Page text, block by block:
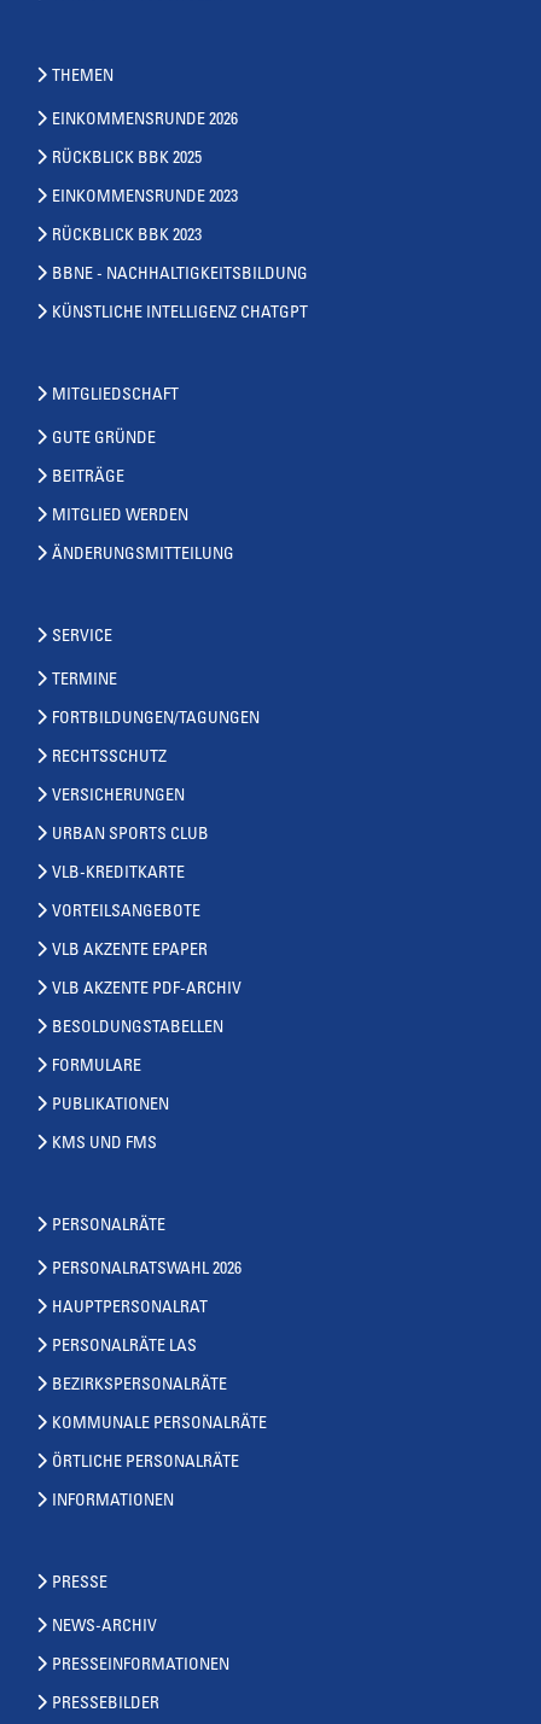
THEMEN
EINKOMMENSRUNDE 2026
RÜCKBLICK BBK 2025
EINKOMMENSRUNDE 2023
RÜCKBLICK BBK 2023
BBNE - NACHHALTIGKEITSBILDUNG
KÜNSTLICHE INTELLIGENZ CHATGPT
MITGLIEDSCHAFT
GUTE GRÜNDE
BEITRÄGE
MITGLIED WERDEN
ÄNDERUNGSMITTEILUNG
SERVICE
TERMINE
FORTBILDUNGEN/TAGUNGEN
RECHTSSCHUTZ
VERSICHERUNGEN
URBAN SPORTS CLUB
VLB-KREDITKARTE
VORTEILSANGEBOTE
VLB AKZENTE EPAPER
VLB AKZENTE PDF-ARCHIV
BESOLDUNGSTABELLEN
FORMULARE
PUBLIKATIONEN
KMS UND FMS
PERSONALRÄTE
PERSONALRATSWAHL 2026
HAUPTPERSONALRAT
PERSONALRÄTE LAS
BEZIRKSPERSONALRÄTE
KOMMUNALE PERSONALRÄTE
ÖRTLICHE PERSONALRÄTE
INFORMATIONEN
PRESSE
NEWS-ARCHIV
PRESSEINFORMATIONEN
PRESSEBILDER